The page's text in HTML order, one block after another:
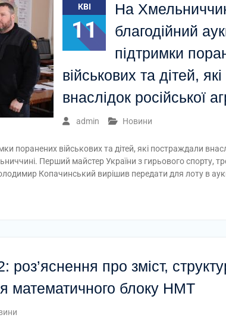
КВІ
11
На
благодійний
підтримки
військових та дітей,
внаслідок російської
admin Новини
поранених військових та дітей, які постраждали
Перший майстер України з гирьового спорту,
Копачинський вирішив передати для лоту в
роз’яснення про зміст,
математичного блоку НМТ